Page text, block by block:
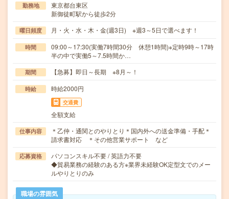
勤務地
東京都台東区
新御徒町駅から徒歩2分
曜日頻度 月・火・水・木・金(週3日) ※週3～5日で選べます！
時間
09:00～17:30(実働7時間30分 休憩1時間)※定時9時～17時
半の中で実働5～7.5時間か…
期間 【急募】即日～長期 ※8月～！
時給 時給2000円
交通費
全額支給
仕事内容
＊乙仲・通関とのやりとり＊国内外への送金準備・手配＊
請求書対応 ＊その他営業サポート など
応募資格
パソコンスキル不要 / 英語力不要
◆貿易業務の経験のある方※業界未経験OK定型文でのメー
ルやりとりのみ
職場の雰囲気